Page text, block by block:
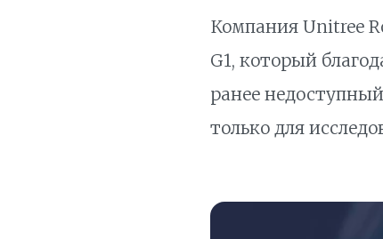
Компания Unitree
G1, который
ранее
только для